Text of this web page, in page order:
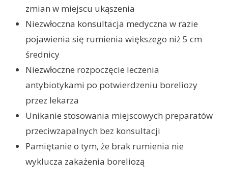
zmian w miejscu ukąszenia
Niezwłoczna konsultacja medyczna w razie
pojawienia się rumienia większego niż 5 cm
średnicy
Niezwłoczne rozpoczęcie leczenia
antybiotykami po potwierdzeniu boreliozy
przez lekarza
Unikanie stosowania miejscowych preparatów
przeciwzapalnych bez konsultacji
Pamiętanie o tym, że brak rumienia nie
wyklucza zakażenia boreliozą